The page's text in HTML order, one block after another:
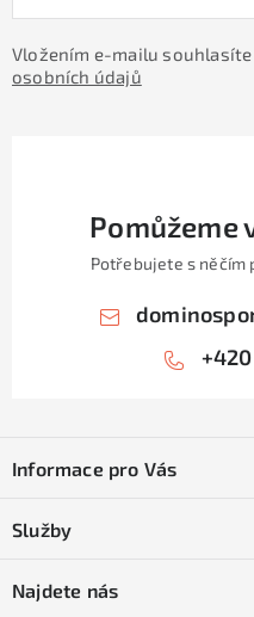
Vložením e-mailu souhlasíte
osobních údajů
Pomůžeme
Potřebujete s něčím
pInformace pro Vás
Obchodní podmínky
Služby
Najdete nás